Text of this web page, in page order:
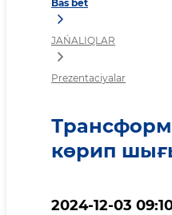
Bas bet
JAŃALIQLAR
Prezentaciyalar
көрип
2024-12-03